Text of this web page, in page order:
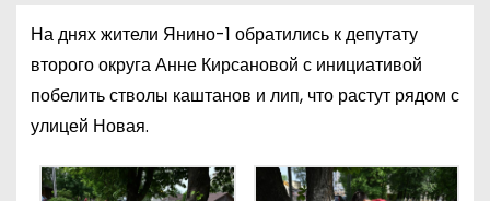
На днях жители Янино-1 обратились к депутату
второго округа Анне Кирсановой с инициативой
побелить стволы каштанов и лип, что растут рядом с
улицей Новая.